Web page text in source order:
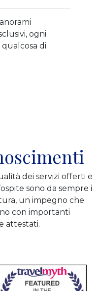
ogni
di
dei servizi offerti e
sono da sempre i
un impegno che
con importanti
attestati.